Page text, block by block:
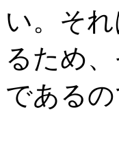
い。そ
るため
である